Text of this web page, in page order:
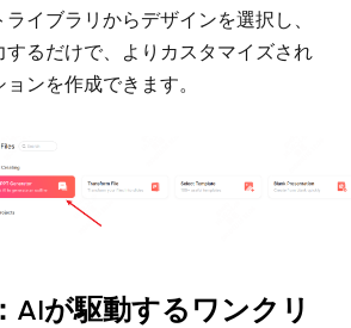
イブラリからデザインを選択し、
するだけで、よりカスタマイズされ
ンを作成できます。
AIが駆動するワンクリ